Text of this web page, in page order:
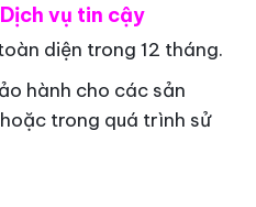
vụ tin cậy
diện trong 12 tháng.
hành cho các sản
trong quá trình sử